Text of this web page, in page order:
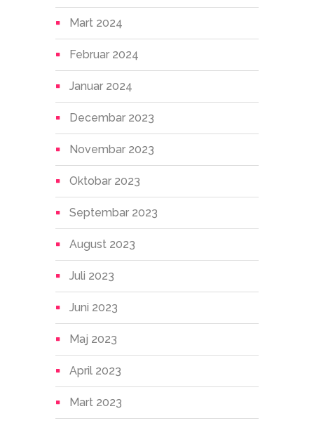
Mart 2024
Februar 2024
Januar 2024
Decembar 2023
Novembar 2023
Oktobar 2023
Septembar 2023
August 2023
Juli 2023
Juni 2023
Maj 2023
April 2023
Mart 2023